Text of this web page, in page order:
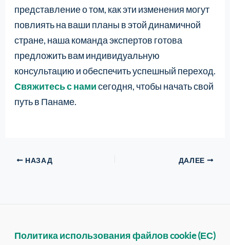
представление о том, как эти изменения могут
повлиять на ваши планы в этой динамичной
стране, наша команда экспертов готова
предложить вам индивидуальную
консультацию и обеспечить успешный переход.
Свяжитесь с намисегодня, чтобы начать свой
путь в Панаме.
НАЗАД ДАЛЕЕ
Политика использования файлов cookie (ЕС)